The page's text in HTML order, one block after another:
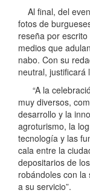
Al final, del
fotos de
reseña por
medios que
nabo. Con su
neutral, justificará
“A la
muy diversos,
desarrollo y la
agroturismo, la
tecnología y las
cala entre la
depositarios de
robándoles con
a su servicio”.